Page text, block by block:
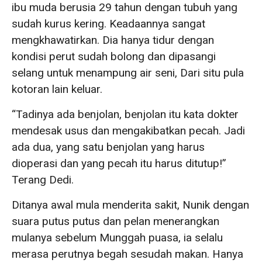
ibu muda berusia 29 tahun dengan tubuh yang
sudah kurus kering. Keadaannya sangat
mengkhawatirkan. Dia hanya tidur dengan
kondisi perut sudah bolong dan dipasangi
selang untuk menampung air seni, Dari situ pula
kotoran lain keluar.
“Tadinya ada benjolan, benjolan itu kata dokter
mendesak usus dan mengakibatkan pecah. Jadi
ada dua, yang satu benjolan yang harus
dioperasi dan yang pecah itu harus ditutup!”
Terang Dedi.
Ditanya awal mula menderita sakit, Nunik dengan
suara putus putus dan pelan menerangkan
mulanya sebelum Munggah puasa, ia selalu
merasa perutnya begah sesudah makan. Hanya